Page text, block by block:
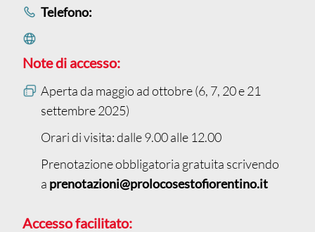
Telefono:
Note di accesso:
Aperta da maggio ad ottobre (6, 7, 20 e 21
settembre 2025)
Orari di visita: dalle 9.00 alle 12.00
Prenotazione obbligatoria gratuita scrivendo
a prenotazioni@prolocosestofiorentino.it
Accesso facilitato: